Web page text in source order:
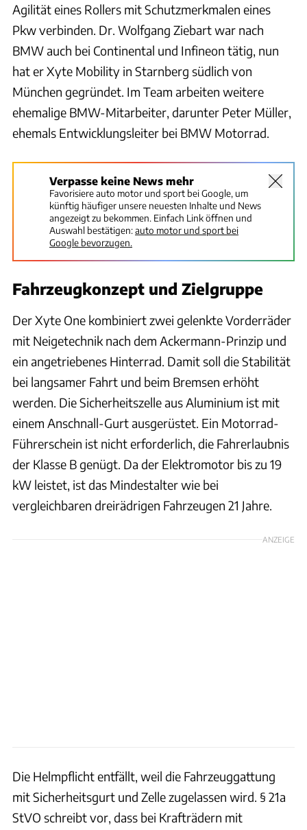
Agilität eines Rollers mit Schutzmerkmalen eines
Pkw verbinden. Dr. Wolfgang Ziebart war nach
BMW auch bei Continental und Infineon tätig, nun
hat er Xyte Mobility in Starnberg südlich von
München gegründet. Im Team arbeiten weitere
ehemalige BMW-Mitarbeiter, darunter Peter Müller,
ehemals Entwicklungsleiter bei BMW Motorrad.
Verpasse keine News mehr
Favorisiere auto motor und sport bei Google, um
künftig häufiger unsere neuesten Inhalte und News
angezeigt zu bekommen. Einfach Link öffnen und
Auswahl bestätigen:auto motor und sport bei
Google bevorzugen.
Fahrzeugkonzept und Zielgruppe
Der Xyte One kombiniert zwei gelenkte Vorderräder
mit Neigetechnik nach dem Ackermann-Prinzip und
ein angetriebenes Hinterrad. Damit soll die Stabilität
bei langsamer Fahrt und beim Bremsen erhöht
werden. Die Sicherheitszelle aus Aluminium ist mit
einem Anschnall-Gurt ausgerüstet. Ein Motorrad-
Führerschein ist nicht erforderlich, die Fahrerlaubnis
der Klasse B genügt. Da der Elektromotor bis zu 19
kW leistet, ist das Mindestalter wie bei
vergleichbaren dreirädrigen Fahrzeugen 21 Jahre.
ANZEIGE
Die Helmpflicht entfällt, weil die Fahrzeuggattung
mit Sicherheitsgurt und Zelle zugelassen wird. § 21a
StVO schreibt vor, dass bei Krafträdern mit